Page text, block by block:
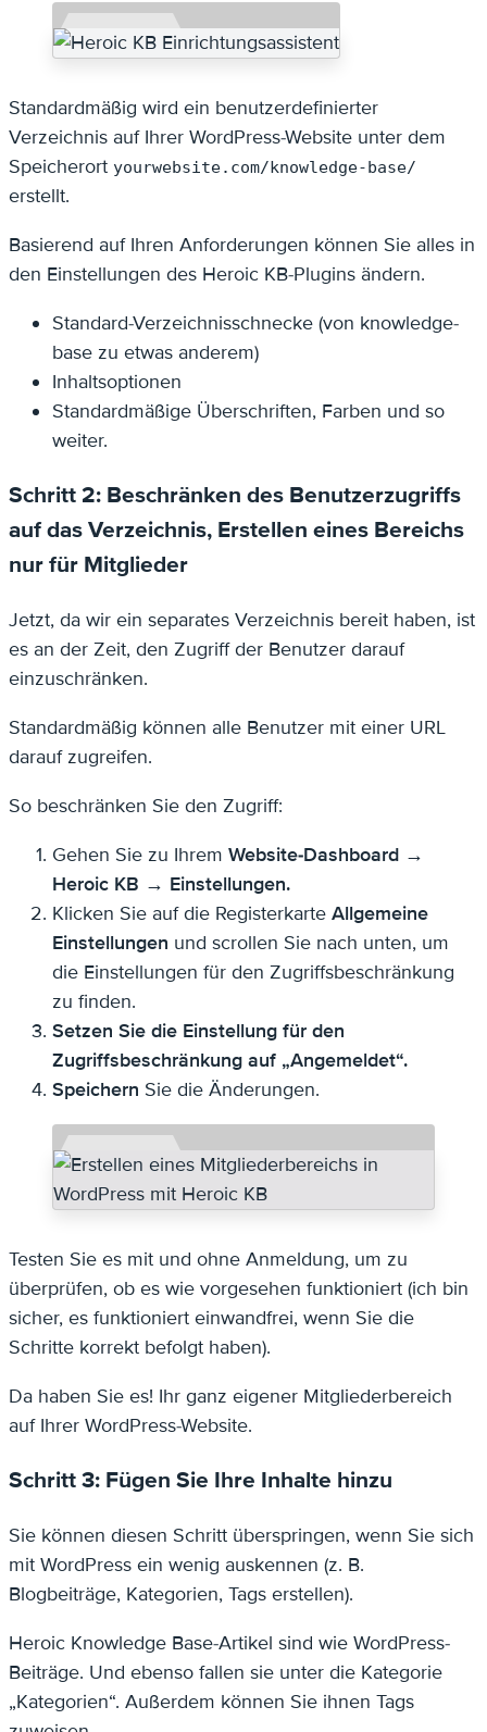
Standardmäßig wird ein benutzerdefinierter
Verzeichnis auf Ihrer WordPress-Website unter dem
Speicherort yourwebsite.com/knowledge-base/
erstellt.
Basierend auf Ihren Anforderungen können Sie alles in
den Einstellungen des Heroic KB-Plugins ändern.
Standard-Verzeichnisschnecke (von knowledge-
base zu etwas anderem)
Inhaltsoptionen
Standardmäßige Überschriften, Farben und so
weiter.
Schritt 2: Beschränken des Benutzerzugriffs
auf das Verzeichnis, Erstellen eines Bereichs
nur für Mitglieder
Jetzt, da wir ein separates Verzeichnis bereit haben, ist
es an der Zeit, den Zugriff der Benutzer darauf
einzuschränken.
Standardmäßig können alle Benutzer mit einer URL
darauf zugreifen.
So beschränken Sie den Zugriff:
Gehen Sie zu Ihrem Website-Dashboard →
Heroic KB → Einstellungen.
Klicken Sie auf die Registerkarte Allgemeine
Einstellungen und scrollen Sie nach unten, um
die Einstellungen für den Zugriffsbeschränkung
zu finden.
Setzen Sie die Einstellung für den
Zugriffsbeschränkung auf „Angemeldet“.
Speichern Sie die Änderungen.
Testen Sie es mit und ohne Anmeldung, um zu
überprüfen, ob es wie vorgesehen funktioniert (ich bin
sicher, es funktioniert einwandfrei, wenn Sie die
Schritte korrekt befolgt haben).
Da haben Sie es! Ihr ganz eigener Mitgliederbereich
auf Ihrer WordPress-Website.
Schritt 3: Fügen Sie Ihre Inhalte hinzu
Sie können diesen Schritt überspringen, wenn Sie sich
mit WordPress ein wenig auskennen (z. B.
Blogbeiträge, Kategorien, Tags erstellen).
Heroic Knowledge Base-Artikel sind wie WordPress-
Beiträge. Und ebenso fallen sie unter die Kategorie
„Kategorien“. Außerdem können Sie ihnen Tags